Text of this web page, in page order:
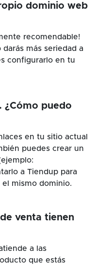
dominio web
recomendable!
más seriedad a
configurarlo en tu
puedo
en tu sitio actual
puedes crear un
a Tiendup para
mismo dominio.
venta tienen
a las
que estás